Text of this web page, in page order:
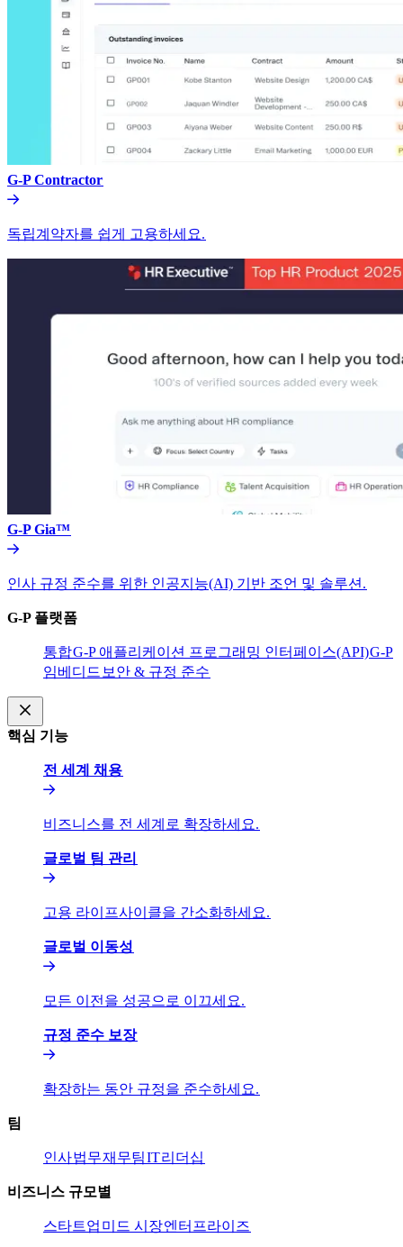
G-P Contractor​​
독립계약자를 쉽게 고용하세요.​​
G-P Gia™​​
인사 규정 준수를 위한 인공지능(AI) 기반 조언 및 솔루션.​​
G-P 플랫폼​​
통합​​G-P 애플리케이션 프로그래밍 인터페이스(API)​​G-P
임베디드​​ 보안 & 규정 준수​​
핵심 기능​​
전 세계 채용​​
비즈니스를 전 세계로 확장하세요.​​
글로벌 팀 관리​​
고용 라이프사이클을 간소화하세요.​​
글로벌 이동성​​
모든 이전을 성공으로 이끄세요.​​
규정 준수 보장​​
확장하는 동안 규정을 준수하세요.​​
팀​​
인사​​법무​​재무팀​​IT​​리더십​​
비즈니스 규모별​​
스타트업​​ 미드 시장​​엔터프라이즈​​